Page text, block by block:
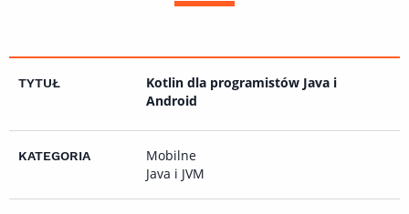
Kotlin dla programistów Java i
Android
Mobilne
Java i JVM